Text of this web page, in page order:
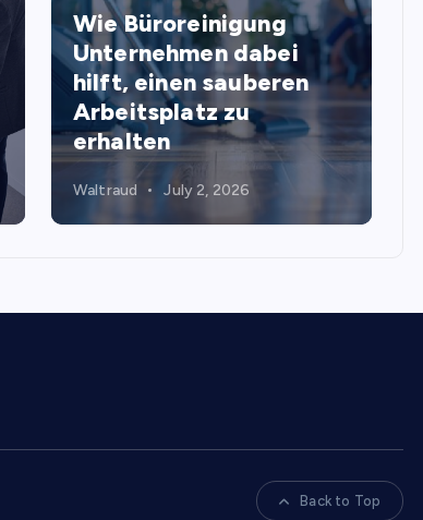
Wie Büroreinigung
Unternehmen dabei
hilft, einen sauberen
Arbeitsplatz zu
erhalten
Waltraud July 2, 2026
Back to Top